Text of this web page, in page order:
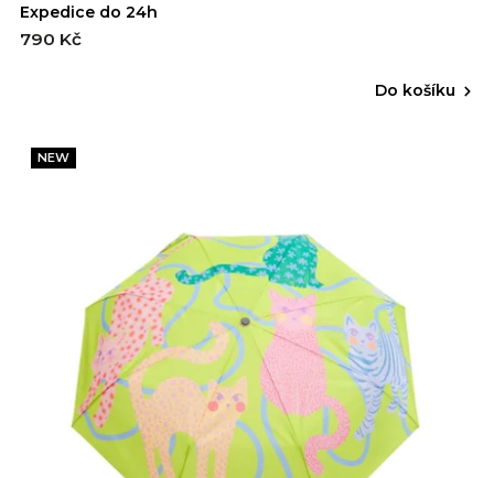
Expedice do 24h
790 Kč
Do košíku
NEW